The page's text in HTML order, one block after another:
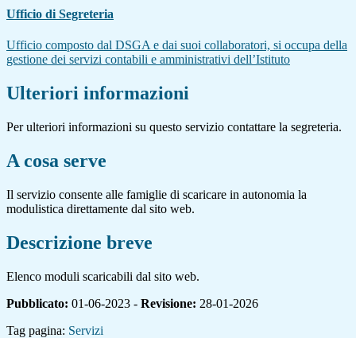
Ufficio di Segreteria
Ufficio composto dal DSGA e dai suoi collaboratori, si occupa della
gestione dei servizi contabili e amministrativi dell’Istituto
Ulteriori informazioni
Per ulteriori informazioni su questo servizio contattare la segreteria.
A cosa serve
Il servizio consente alle famiglie di scaricare in autonomia la
modulistica direttamente dal sito web.
Descrizione breve
Elenco moduli scaricabili dal sito web.
Pubblicato: 01-06-2023 - Revisione: 28-01-2026
Tag pagina: Servizi